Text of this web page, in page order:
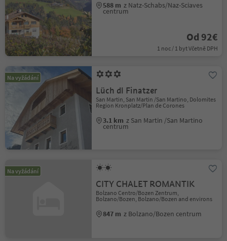
588 m z Natz-Schabs/Naz-Sciaves
centrum
Od 92€
1 noc / 1 byt Včetně DPH
Na vyžádání
Lüch dl Finatzer
San Martin, San Martin /San Martino, Dolomites
Region Kronplatz/Plan de Corones
3.1 km z San Martin /San Martino
centrum
Na vyžádání
CITY CHALET ROMANTIK
Bolzano Centro/Bozen Zentrum,
Bolzano/Bozen, Bolzano/Bozen and environs
847 m z Bolzano/Bozen centrum